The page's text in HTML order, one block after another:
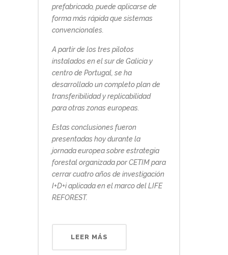
prefabricado, puede aplicarse de
forma más rápida que sistemas
convencionales.
A partir de los tres pilotos
instalados en el sur de Galicia y
centro de Portugal, se ha
desarrollado un completo plan de
transferibilidad y replicabilidad
para otras zonas europeas.
Estas conclusiones fueron
presentadas hoy durante la
jornada europea sobre estrategia
forestal organizada por CETIM para
cerrar cuatro años de investigación
I+D+i aplicada en el marco del LIFE
REFOREST.
LEER MÁS